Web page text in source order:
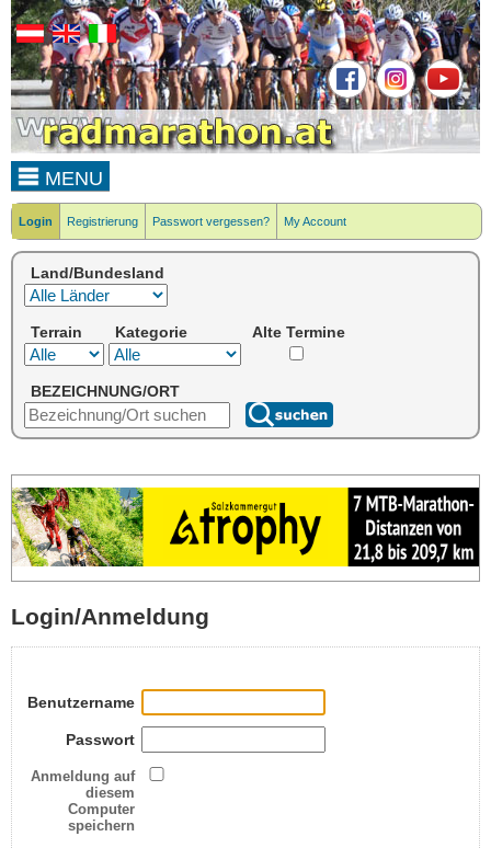
MENU
Login Registrierung Passwort vergessen? My Account
Land/Bundesland
Terrain Kategorie Alte Termine
BEZEICHNUNG/ORT
Login/Anmeldung
Benutzername
Passwort
Anmeldung auf
diesem
Computer
speichern